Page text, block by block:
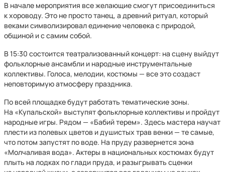
В начале мероприятия все желающие смогут присоединиться
к хороводу. Это не просто танец, а древний ритуал, который
веками символизировал единение человека с природой,
общиной и с самим собой.
В 15:30 состоится театрализованный концерт: на сцену выйдут
фольклорные ансамбли и народные инструментальные
коллективы. Голоса, мелодии, костюмы — все это создаст
неповторимую атмосферу праздника.
По всей площадке будут работать тематические зоны.
На «Купальской» выступят фольклорные коллективы и пройдут
народные игры. Рядом — «Бабий терем». Здесь мастера научат
плести из полевых цветов и душистых трав венки — те самые,
что потом запустят по воде. На пруду развернется зона
«Молчаливая вода». Актеры в национальных костюмах будут
плыть на лодках по глади пруда, и разыгрывать сценки